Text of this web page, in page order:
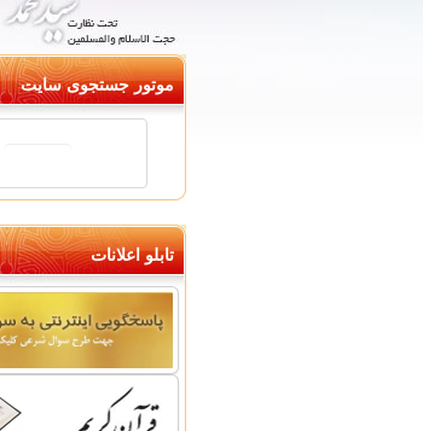
موتور جستجوی سایت
تابلو اعلانات